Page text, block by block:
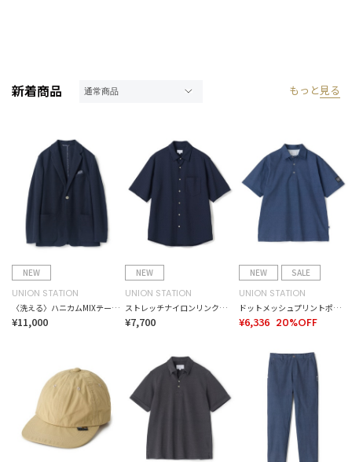
新着商品 もっと 見る
NEW
UNION STATION
〈洗える〉ハニカムMIXテーラードジャケット
¥11,000
NEW
UNION STATION
ストレッチナイロンリンクスハーフスリーブシャツ＜ストレッチ・マシンウォッシャブル・接触冷感＞
¥7,700
NEW SALE
UNION STATION
ドットメッシュプリントポロシャツ＜ストレッチ・軽量・ハンドウォッシャブル・通気性＞
¥6,336 20%OFF